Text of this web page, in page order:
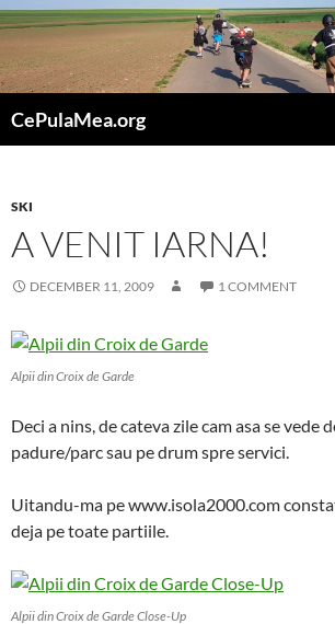
Skip
to
content
CePulaMea.org
SKI
A VENIT IARNA!
DECEMBER 11, 2009 1 COMMENT
Alpii din Croix de Garde
Deci a nins, de cateva zile cam asa se vede
padure/parc sau pe drum spre servici.
Uitandu-ma pe www.isola2000.com
deja pe toate partiile.
Alpii din Croix de Garde Close-Up